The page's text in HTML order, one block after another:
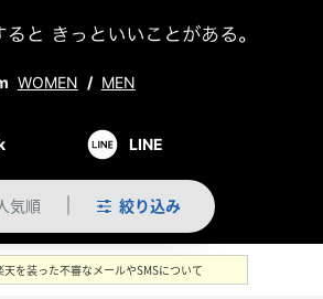
気順 絞り込み
WOMEN / MEN
LINE
天を装った不審なメールやSMSについて